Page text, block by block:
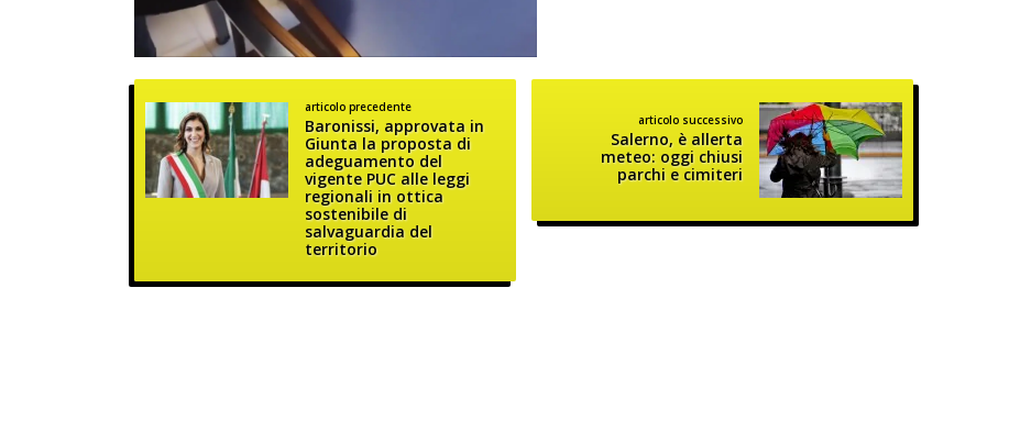
articolo precedente
Baronissi, approvata in
Giunta la proposta di
adeguamento del
vigente PUC alle leggi
regionali in ottica
sostenibile di
salvaguardia del
territorio
articolo successivo
Salerno, è allerta
meteo: oggi chiusi
parchi e cimiteri